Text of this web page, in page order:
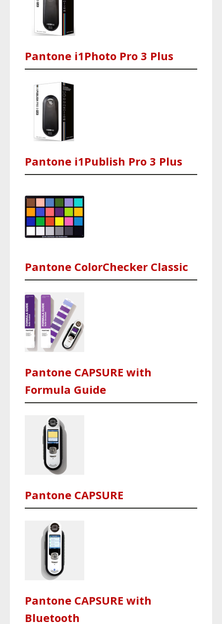
Pantone i1Photo Pro 3 Plus
Pantone i1Publish Pro 3 Plus
Pantone ColorChecker Classic
Pantone CAPSURE with
Formula Guide
Pantone CAPSURE
Pantone CAPSURE with
Bluetooth